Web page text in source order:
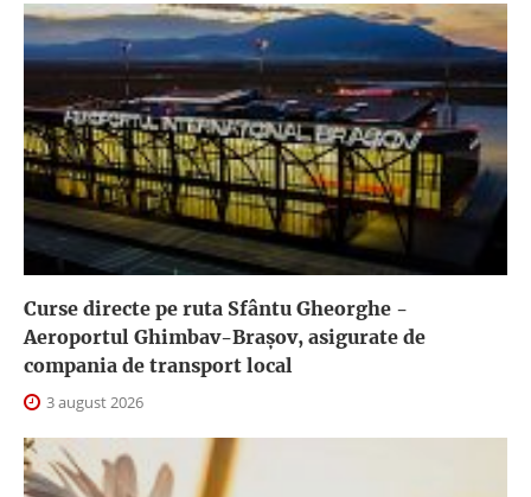
Curse directe pe ruta Sfântu Gheorghe -
Aeroportul Ghimbav-Braşov, asigurate de
compania de transport local
3 august 2026